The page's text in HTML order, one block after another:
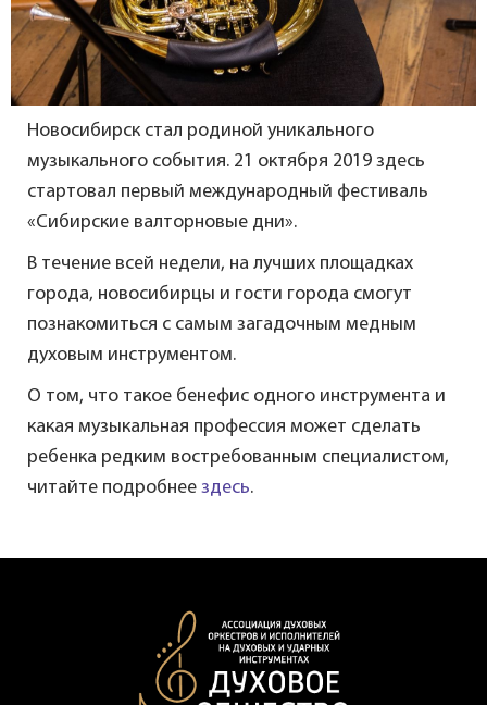
Новосибирск стал родиной уникального
музыкального события. 21 октября 2019 здесь
стартовал первый международный фестиваль
«Сибирские валторновые дни».
В течение всей недели, на лучших площадках
города, новосибирцы и гости города смогут
познакомиться с самым загадочным медным
духовым инструментом.
О том, что такое бенефис одного инструмента и
какая музыкальная профессия может сделать
ребенка редким востребованным специалистом,
читайте подробнее здесь.